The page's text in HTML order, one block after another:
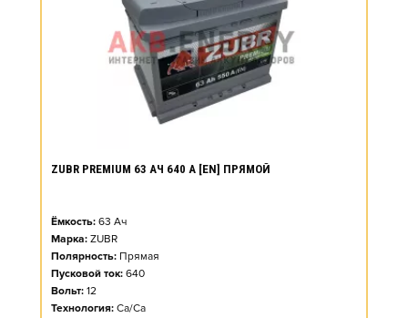
ZUBR PREMIUM 63 АЧ 640 А [EN] ПРЯМОЙ
Ёмкость: 63 Ач
Марка: ZUBR
Полярность: Прямая
Пусковой ток: 640
Вольт: 12
Технология: Ca/Ca